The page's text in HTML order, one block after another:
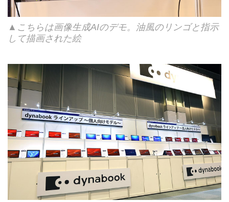
▲こちらは画像生成AIのデモ。油風のリンゴと指示
して描画された絵